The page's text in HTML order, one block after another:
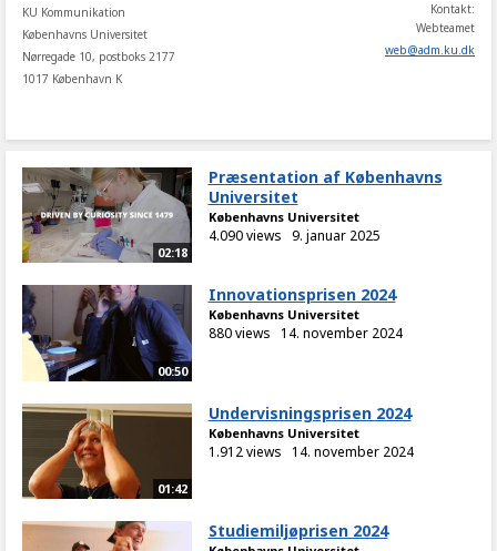
KU Kommunikation
Københavns Universitet
Nørregade 10, postboks 2177
1017 København K
Kontakt:
Webteamet
web@adm.ku.dk
02:18
Præsentation af Københavns
Universitet
Københavns Universitet
4.090 views 9. januar 2025
00:50
Innovationsprisen 2024
Københavns Universitet
880 views 14. november 2024
01:42
Undervisningsprisen 2024
Københavns Universitet
1.912 views 14. november 2024
Studiemiljøprisen 2024